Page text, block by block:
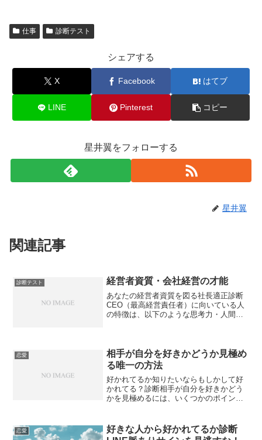
仕事 診断テスト
シェアする
X Facebook はてブ
LINE Pinterest コピー
星井翼をフォローする
星井翼
関連記事
診断テスト 経営者資質・会社経営の才能
あなたの経営者資質を図る社長適正診断
CEO（最高経営責任者）に向いている人
の特徴は、以下のような思考力・人間
き、社員や投資家に向...
恋愛
相手が自分を好きかどうか見極め
る唯一の方法
好かれてるか知りたいならもしかして好
かれてる？診断相手が自分を好きかどう
かを見極めるには、いくつかのポイント
う・視線を送ってくる無意識のうちに、
好きな人を目で追ってし...
恋愛
好きな人から好かれてるか診断